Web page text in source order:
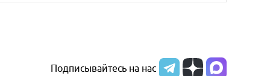
Подписывайтесь на нас